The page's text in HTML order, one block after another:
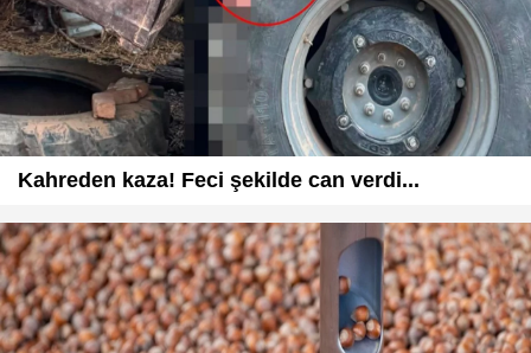
Kahreden kaza! Feci şekilde can verdi...